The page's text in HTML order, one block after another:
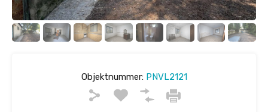
Objektnummer:PNVL2121